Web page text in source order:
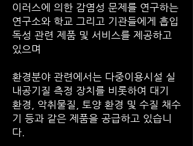
이러스에 의한 감염성 문제를 연구하는
연구소와 학교 그리고 기관들에게 흡입
독성 관련 제품 및 서비스를 제공하고
있으며
환경분야 관련에서는 다중이용시설 실
내공기질 측정 장치를 비롯하여 대기
환경, 악취물질, 토양 환경 및 수질 채수
기 등과 같은 제품을 공급하고 있습니
다.